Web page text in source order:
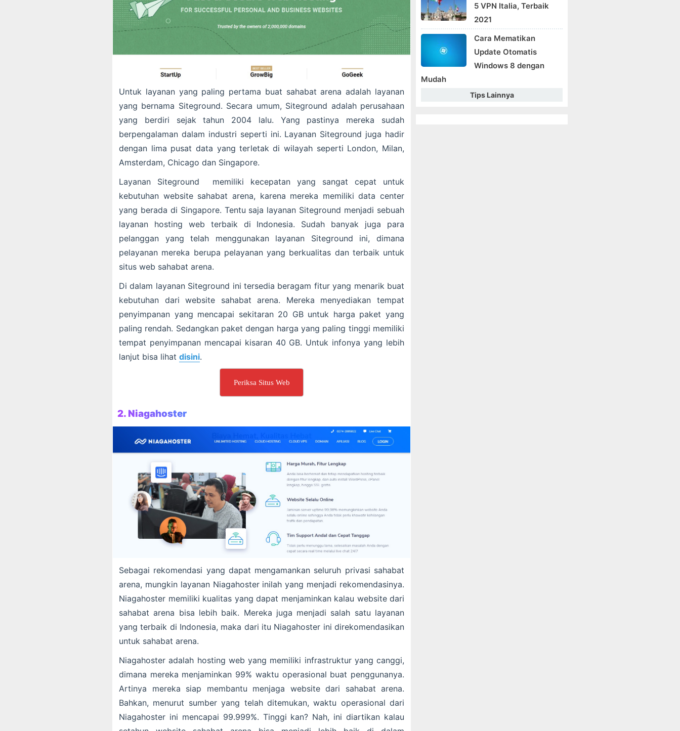
Untuk layanan yang paling pertama buat sahabat arena adalah layanan
yang bernama Siteground. Secara umum, Siteground adalah perusahaan
yang berdiri sejak tahun 2004 lalu. Yang pastinya mereka sudah
berpengalaman dalam industri seperti ini. Layanan Siteground juga hadir
dengan lima pusat data yang terletak di wilayah seperti London, Milan,
Amsterdam, Chicago dan Singapore.
Layanan Siteground memiliki kecepatan yang sangat cepat untuk
kebutuhan website sahabat arena, karena mereka memiliki data center
yang berada di Singapore. Tentu saja layanan Siteground menjadi sebuah
layanan hosting web terbaik di Indonesia. Sudah banyak juga para
pelanggan yang telah menggunakan layanan Siteground ini, dimana
pelayanan mereka berupa pelayanan yang berkualitas dan terbaik untuk
situs web sahabat arena.
Di dalam layanan Siteground ini tersedia beragam fitur yang menarik buat
kebutuhan dari website sahabat arena. Mereka menyediakan tempat
penyimpanan yang mencapai sekitaran 20 GB untuk harga paket yang
paling rendah. Sedangkan paket dengan harga yang paling tinggi memiliki
tempat penyimpanan mencapai kisaran 40 GB. Untuk infonya yang lebih
lanjut bisa lihat disini.
Periksa Situs Web
2. Niagahoster
Sebagai rekomendasi yang dapat mengamankan seluruh privasi sahabat
arena, mungkin layanan Niagahoster inilah yang menjadi rekomendasinya.
Niagahoster memiliki kualitas yang dapat menjaminkan kalau website dari
sahabat arena bisa lebih baik. Mereka juga menjadi salah satu layanan
yang terbaik di Indonesia, maka dari itu Niagahoster ini direkomendasikan
untuk sahabat arena.
Niagahoster adalah hosting web yang memiliki infrastruktur yang canggi,
dimana mereka menjaminkan 99% waktu operasional buat penggunanya.
Artinya mereka siap membantu menjaga website dari sahabat arena.
Bahkan, menurut sumber yang telah ditemukan, waktu operasional dari
Niagahoster ini mencapai 99.999%. Tinggi kan? Nah, ini diartikan kalau
5 VPN Italia, Terbaik
2021
Cara Mematikan
Update Otomatis
Windows 8 dengan
Mudah
Tips Lainnya